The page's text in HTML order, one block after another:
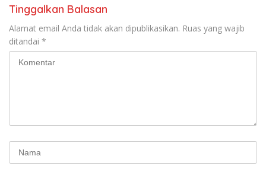
Tinggalkan Balasan
Alamat email Anda tidak akan dipublikasikan. Ruas yang wajib
ditandai *